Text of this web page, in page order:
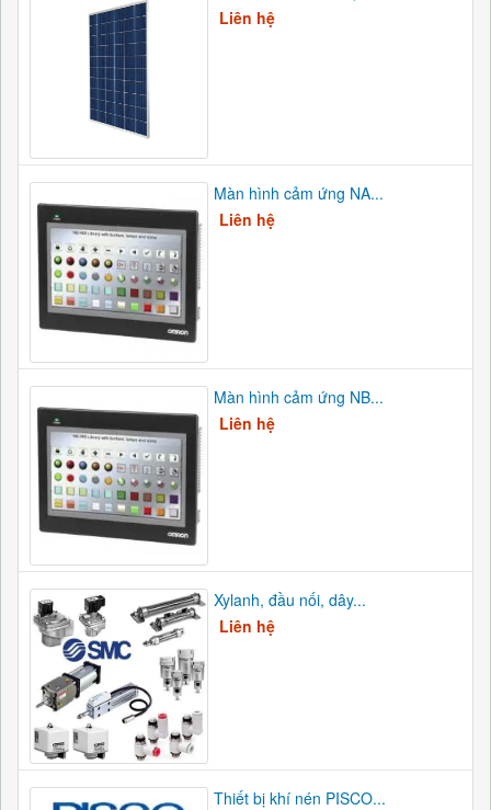
Liên hệ
Màn hình cảm ứng NA...
Liên hệ
Màn hình cảm ứng NB...
Liên hệ
Xylanh, đầu nối, dây...
Liên hệ
Thiết bị khí nén PISCO...